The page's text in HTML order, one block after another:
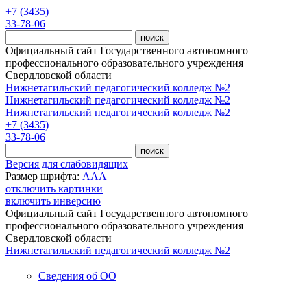
Перейти к основному содержанию
+7 (3435)
33-78-06
Официальный сайт Государственного автономного
профессионального образовательного учреждения
Свердловской области
Нижнетагильский педагогический колледж №2
Нижнетагильский педагогический колледж №2
Нижнетагильский педагогический колледж №2
+7 (3435)
33-78-06
Версия для слабовидящих
Размер шрифта: AAA
отключить картинки
включить инверсию
Официальный сайт Государственного автономного
профессионального образовательного учреждения
Свердловской области
Нижнетагильский педагогический колледж №2
Сведения об ОО